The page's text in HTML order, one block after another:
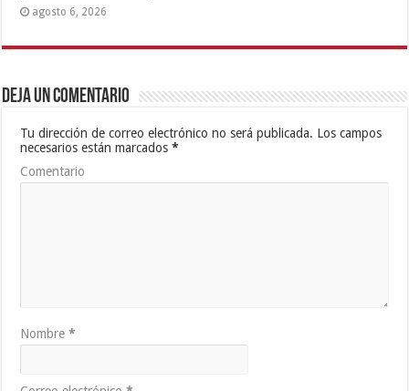
agosto 6, 2026
Deja un comentario
Tu dirección de correo electrónico no será publicada. Los campos
necesarios están marcados*
Comentario
Nombre*